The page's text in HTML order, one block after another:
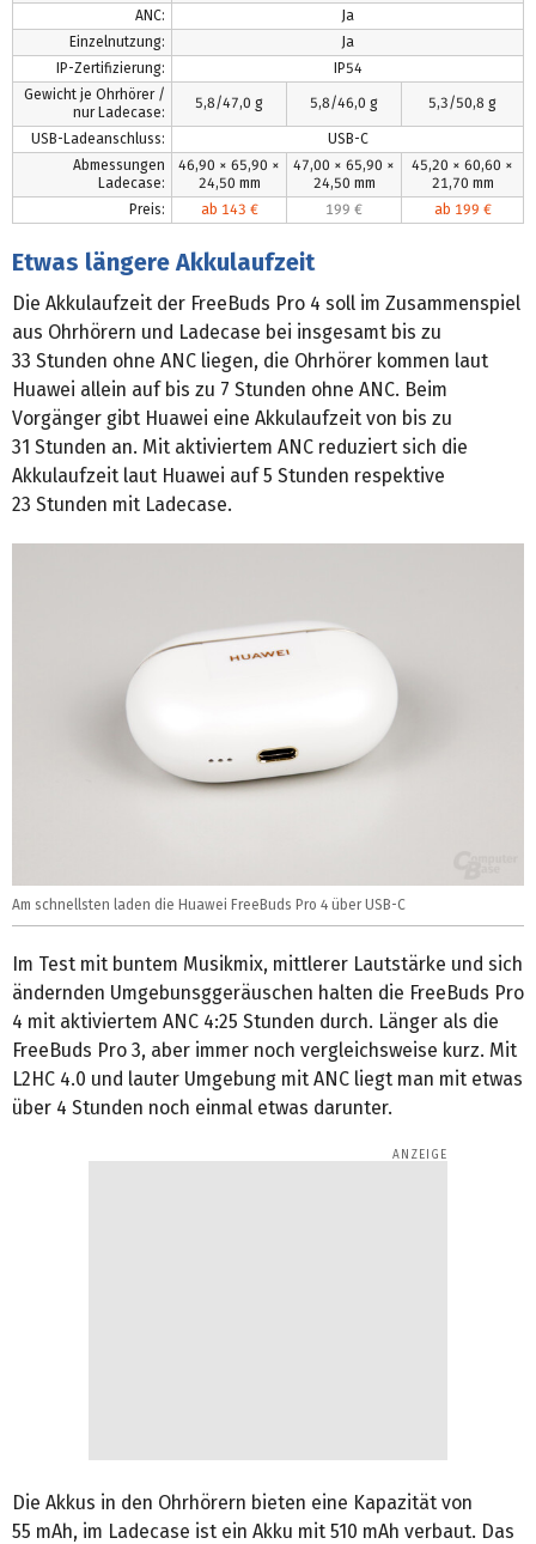
ANC:
Ja
Einzelnutzung:
Ja
IP-Zertifizierung:
IP54
Gewicht je Ohrhörer /
nur Ladecase:
5,8/47,0 g 5,8/46,0 g 5,3/50,8 g
USB-Ladeanschluss:
USB-C
Abmessungen
Ladecase:
46,90 × 65,90 ×
24,50 mm
47,00 × 65,90 ×
24,50 mm
45,20 × 60,60 ×
21,70 mm
Preis:
ab 143 € 199 € ab 199 €
Etwas längere Akkulaufzeit
Die Akkulaufzeit der FreeBuds Pro 4 soll im Zusammenspiel
aus Ohrhörern und Ladecase bei insgesamt bis zu
33 Stunden ohne ANC liegen, die Ohrhörer kommen laut
Huawei allein auf bis zu 7 Stunden ohne ANC. Beim
Vorgänger gibt Huawei eine Akkulaufzeit von bis zu
31 Stunden an. Mit aktiviertem ANC reduziert sich die
Akkulaufzeit laut Huawei auf 5 Stunden respektive
23 Stunden mit Ladecase.
Am schnellsten laden die Huawei FreeBuds Pro 4 über USB-C
Im Test mit buntem Musikmix, mittlerer Lautstärke und sich
ändernden Umgebunsggeräuschen halten die FreeBuds Pro
4 mit aktiviertem ANC 4:25 Stunden durch. Länger als die
FreeBuds Pro 3, aber immer noch vergleichsweise kurz. Mit
L2HC 4.0 und lauter Umgebung mit ANC liegt man mit etwas
über 4 Stunden noch einmal etwas darunter.
Die Akkus in den Ohrhörern bieten eine Kapazität von
55 mAh, im Ladecase ist ein Akku mit 510 mAh verbaut. Das